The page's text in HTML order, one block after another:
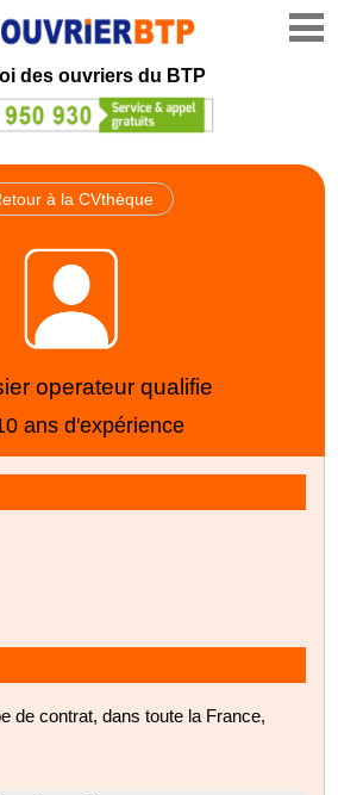
des ouvriers du BTP
à la CVthèque
operateur qualifie
ans d'expérience
de contrat, dans toute la France,